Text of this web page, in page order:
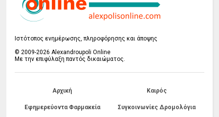
Ιστότοπος ενημέρωσης, πληροφόρησης και άποψης
© 2009-2026 Alexandroupoli Online
Με την επιφύλαξη παντός δικαιώματος.
Αρχική Καιρός
Εφημερεύοντα Φαρμακεία Συγκοινωνίες Δρομολόγια